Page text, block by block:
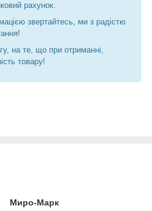
рахунок.
звертайтесь, ми з радістю
на те, що при отриманні,
товару!
Миро-Марк